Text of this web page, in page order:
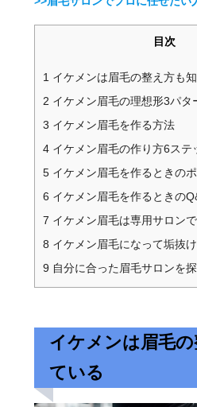
目次
1 イケメンは眉毛の整え方も
2 イケメン眉毛の理想形3パタ
3 イケメン眉毛を作る方法
4 イケメン眉毛の作り方6ステ
5 イケメン眉毛を作るときの
6 イケメン眉毛を作るときの
7 イケメン眉毛は専用サロン
8 イケメン眉毛になって垢抜
9 自分に合った眉毛サロンを
イケメンは眉毛
ている